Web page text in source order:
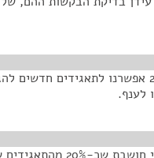
גם בשנת 2005 אפשרנו לתאגידים
לענף.